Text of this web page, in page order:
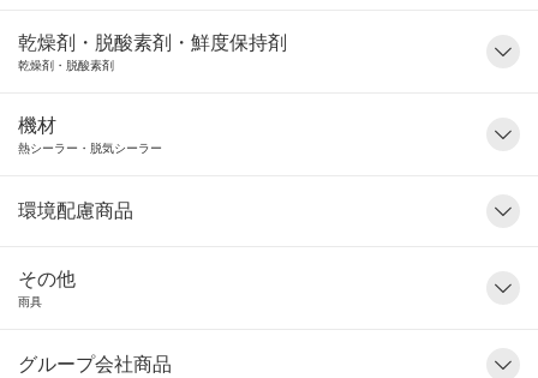
乾燥剤・脱酸素剤・鮮度保持剤
乾燥剤・脱酸素剤
機材
熱シーラー・脱気シーラー
環境配慮商品
その他
雨具
グループ会社商品